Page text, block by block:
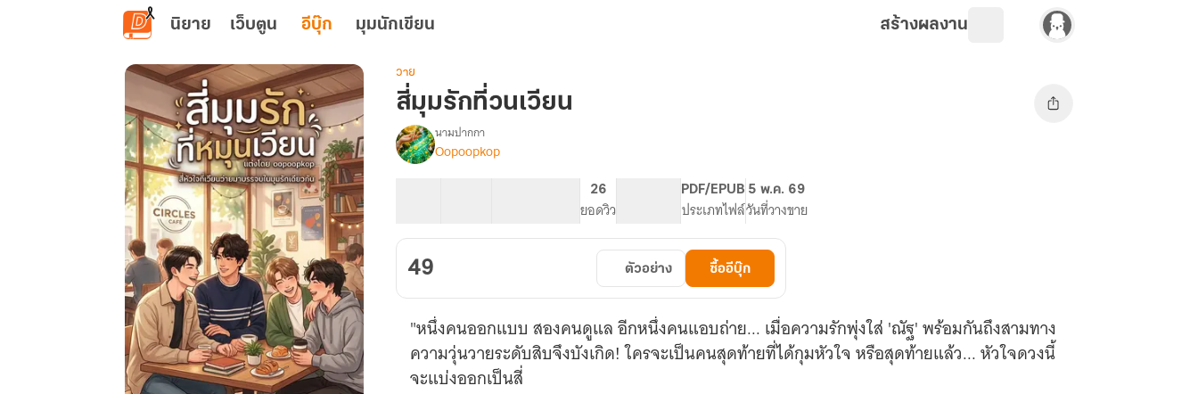
ข้ามไปยังเนื้อหาหลัก
นิยาย เว็บตูน อีบุ๊ก มุมนักเขียน สร้างผลงาน
วาย
สี่มุมรักที่วนเวียน
เรื่อง
สี่
วน
เวียน
นามปากกา
Oopoopkop
26
ยอดวิว
PDF/EPUB
ประเภทไฟล์
5 พ.ค. 69
วันที่วางขาย
49 ตัวอย่าง ซื้ออีบุ๊ก
"หนึ่งคนออกแบบ สองคนดูแล อีกหนึ่งคนแอบถ่าย... เมื่อความรักพุ่งใส่ 'ณัฐ' พร้อมกันถึงสามทาง
ความวุ่นวายระดับสิบจึงบังเกิด! ใครจะเป็นคนสุดท้ายที่ได้กุมหัวใจ หรือสุดท้ายแล้ว... หัวใจดวงนี้
จะแบ่งออกเป็นสี่